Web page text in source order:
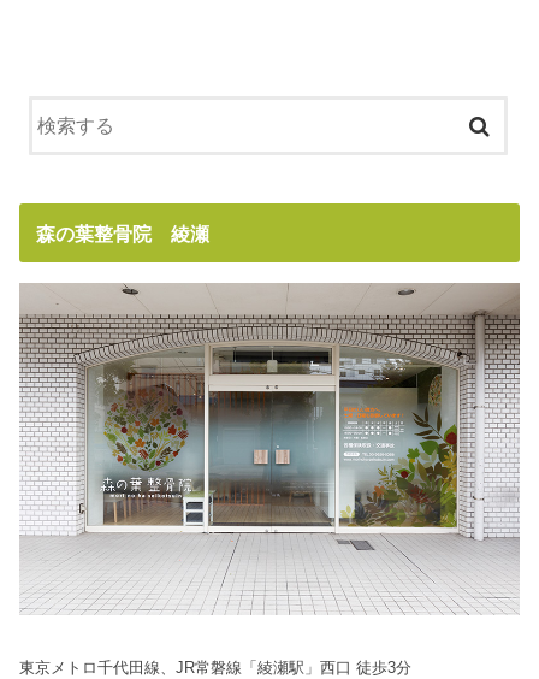
森の葉整骨院 綾瀬
東京メトロ千代田線、JR常磐線「綾瀬駅」西口 徒歩3分